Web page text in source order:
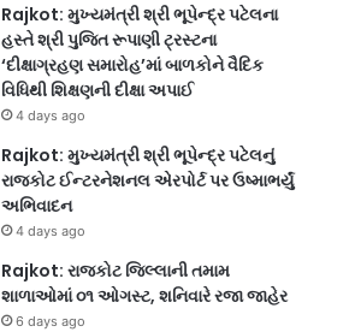
Rajkot: મુખ્યમંત્રી શ્રી ભૂપેન્દ્ર પટેલના
હસ્તે શ્રી પુજિત રૂપાણી ટ્રસ્ટના
‘દીક્ષાગ્રહણ સમારોહ’માં બાળકોને વૈદિક
વિધિથી શિક્ષણની દીક્ષા અપાઈ
4 days ago
Rajkot: મુખ્યમંત્રી શ્રી ભૂપેન્દ્ર પટેલનું
રાજકોટ ઈન્ટરનેશનલ એરપોર્ટ પર ઉષ્માભર્યું
અભિવાદન
4 days ago
Rajkot: રાજકોટ જિલ્લાની તમામ
શાળાઓમાં ૦૧ ઓગસ્ટ, શનિવારે રજા જાહેર
6 days ago